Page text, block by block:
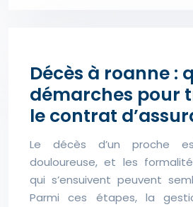
Décès à roanne :
démarches pour
le contrat
Le décès d’un proche
douloureuse, et les
qui s’ensuivent peuvent
Parmi ces étapes, la